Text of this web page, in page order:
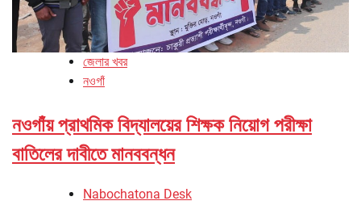
জেলার খবর
নওগাঁ
নওগাঁয় প্রাথমিক বিদ্যালয়ের শিক্ষক নিয়োগ পরীক্ষা
বাতিলের দাবীতে মানববন্ধন
Nabochatona Desk